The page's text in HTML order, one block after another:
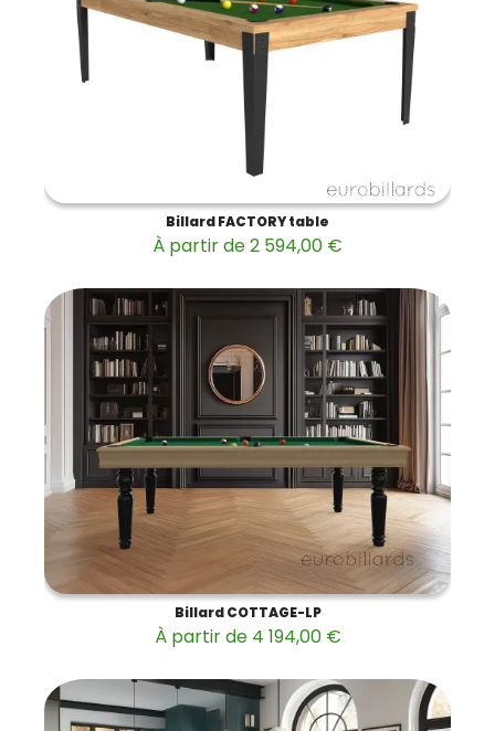
Billard FACTORY table
À partir de 2 594,00 €
Billard COTTAGE-LP
À partir de 4 194,00 €